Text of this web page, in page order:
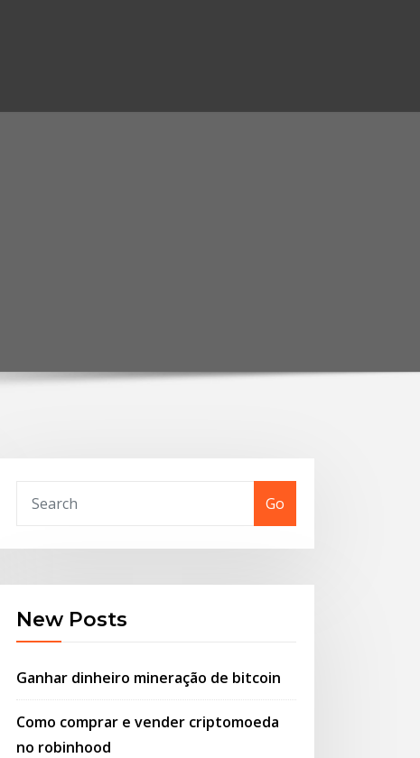
Go
New Posts
Ganhar dinheiro mineração de bitcoin
Como comprar e vender criptomoeda
no robinhood